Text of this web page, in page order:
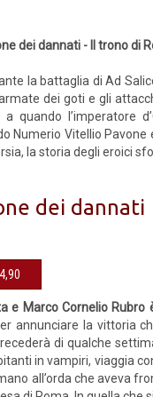
dei dannati - Il trono di
la battaglia di Ad
dei goti e gli
l’imperatore
Numerio Vitellio Pavone
la storia degli eroici
dei dannati
€ 14,90
Marco Cornelio Rubro
annunciare la vittoria
di qualche
in vampiri, viaggia
all’orda che aveva